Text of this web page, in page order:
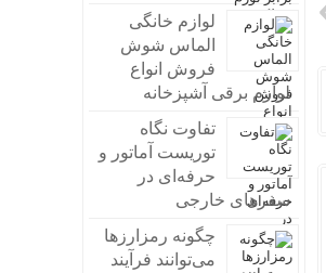
لوازم خانگی
الماس شوش
فروش انواع
لوازم برقی آشپزخانه
تفاوت نگاه
توریست آماتور و
حرفه‌ای در
سفرهای خارجی
چگونه رمزارزها
می‌توانند فرآیند